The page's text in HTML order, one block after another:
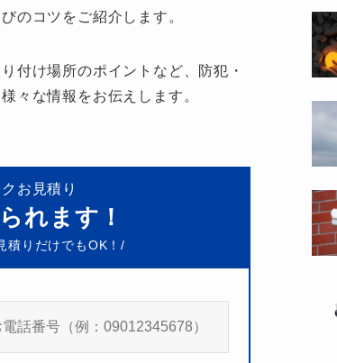
のコツをご紹介します。
付け場所のポイントなど、防犯・
々な情報をお伝えします。
お見積り
れます！
積りだけでもOK！/